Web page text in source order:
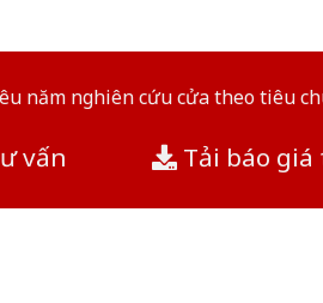
năm nghiên cứu cửa theo tiêu
vấn Tải báo giá